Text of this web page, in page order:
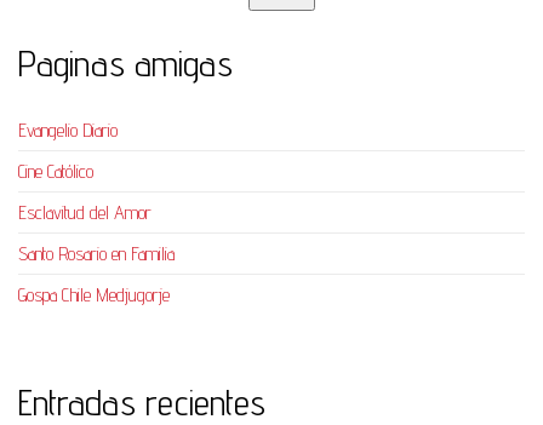
Paginas amigas
Evangelio Diario
Cine Católico
Esclavitud del Amor
Santo Rosario en Familia
Gospa Chile Medjugorje
Entradas recientes